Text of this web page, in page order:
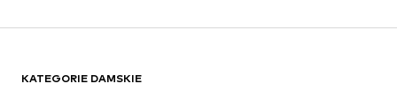
KATEGORIE DAMSKIE